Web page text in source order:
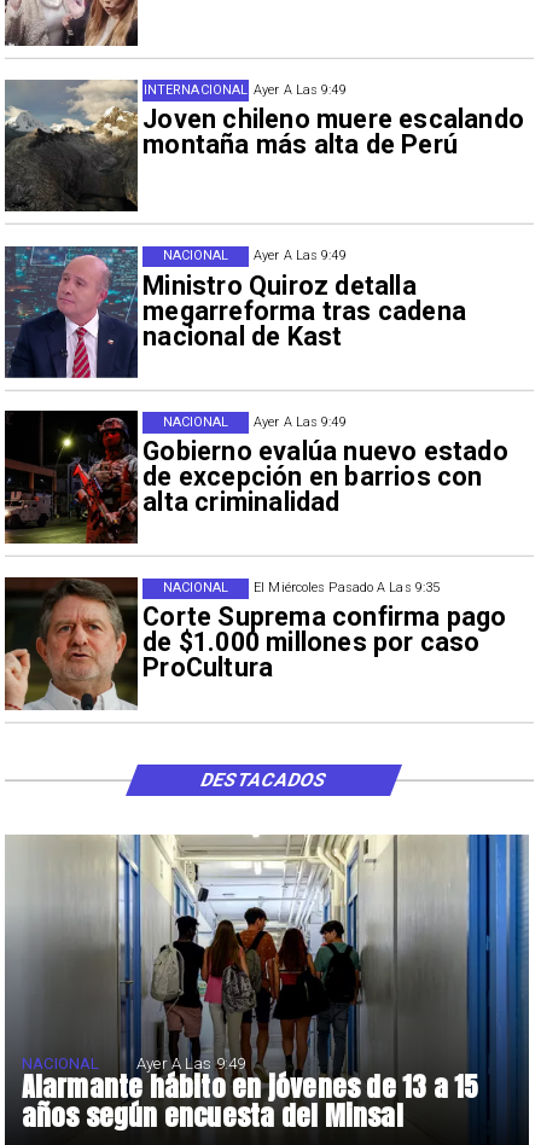
Ayer A Las 9:49
Joven chileno muere escalando
montaña más alta de Perú
INTERNACIONAL
Ayer A Las 9:49
Ministro Quiroz detalla
megarreforma tras cadena
nacional de Kast
NACIONAL
Ayer A Las 9:49
Gobierno evalúa nuevo estado
de excepción en barrios con
alta criminalidad
NACIONAL
El Miércoles Pasado A Las 9:35
Corte Suprema confirma pago
de $1.000 millones por caso
ProCultura
NACIONAL
Alarmante hábito en jóvenes de 13 a 15
años según encuesta del Minsal
NACIONAL Ayer A Las 9:49
DESTACADOS